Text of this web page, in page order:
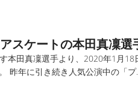
スケートの本田真凜
本田真凜選手より、2020年1月
昨年に引き続き人気公演中の「プ